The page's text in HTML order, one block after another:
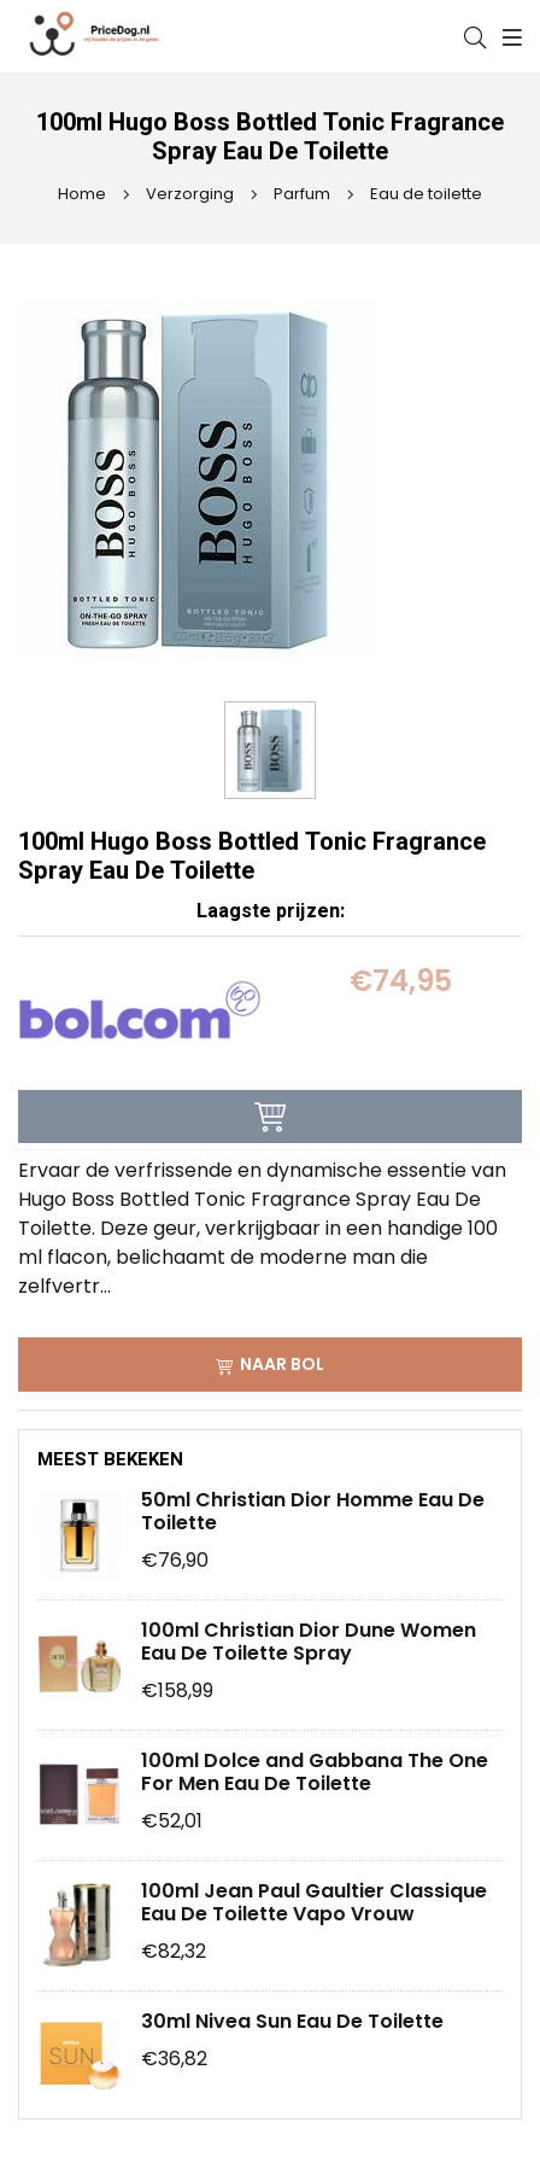
100ml Hugo Boss Bottled Tonic Fragrance
Spray Eau De Toilette
Home Verzorging Parfum Eau de toilette
100ml Hugo Boss Bottled Tonic Fragrance
Spray Eau De Toilette
Laagste prijzen:
€74,95
Ervaar de verfrissende en dynamische essentie van
Hugo Boss Bottled Tonic Fragrance Spray Eau De
Toilette. Deze geur, verkrijgbaar in een handige 100
ml flacon, belichaamt de moderne man die
zelfvertr...
NAAR BOL
MEEST BEKEKEN
50ml Christian Dior Homme Eau De
Toilette
€76,90
100ml Christian Dior Dune Women
Eau De Toilette Spray
€158,99
100ml Dolce and Gabbana The One
For Men Eau De Toilette
€52,01
100ml Jean Paul Gaultier Classique
Eau De Toilette Vapo Vrouw
€82,32
30ml Nivea Sun Eau De Toilette
€36,82